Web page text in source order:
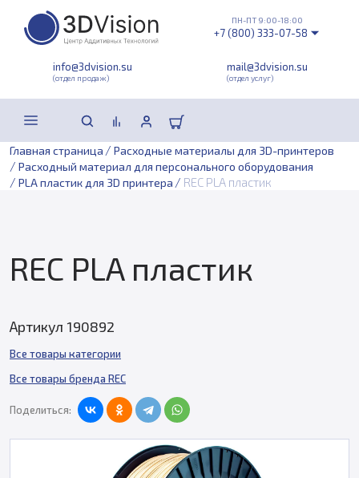
info@3dvision.su
(отдел продаж)
mail@3dvision.su
(отдел услуг)
ПН-ПТ 9:00-18:00
+7 (800) 333-07-58
Главная страница / Расходные материалы для 3D-принтеров
/ Расходный материал для персонального оборудования
/ PLA пластик для 3D принтера / REC PLA пластик
REC PLA пластик
Артикул 190892
Все товары категории
Все товары бренда REC
Поделиться: